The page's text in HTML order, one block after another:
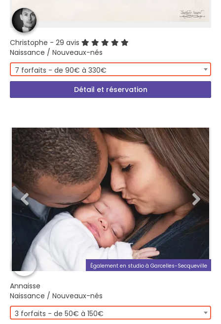
Christophe - 29 avis
Naissance / Nouveaux-nés
7 forfaits - de 90€ à 330€
Détail et réservation
Également en studio à Garcelles-Secqueville
Annaisse
Naissance / Nouveaux-nés
3 forfaits - de 50€ à 150€